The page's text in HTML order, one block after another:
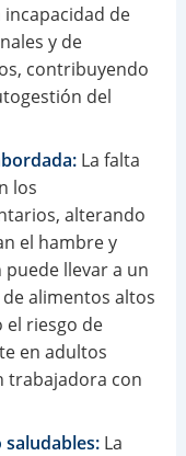
de
y de
contribuyendo
del
La falta
los
alterando
el hambre y
puede llevar a un
alimentos altos
el riesgo de
en adultos
trabajadora con
La